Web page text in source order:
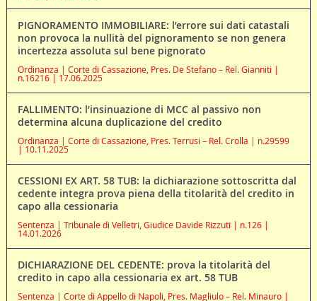
PIGNORAMENTO IMMOBILIARE: l’errore sui dati catastali
non provoca la nullità del pignoramento se non genera
incertezza assoluta sul bene pignorato
Ordinanza | Corte di Cassazione, Pres. De Stefano – Rel. Gianniti |
n.16216 | 17.06.2025
FALLIMENTO: l’insinuazione di MCC al passivo non
determina alcuna duplicazione del credito
Ordinanza | Corte di Cassazione, Pres. Terrusi – Rel. Crolla | n.29599
| 10.11.2025
CESSIONI EX ART. 58 TUB: la dichiarazione sottoscritta dal
cedente integra prova piena della titolarità del credito in
capo alla cessionaria
Sentenza | Tribunale di Velletri, Giudice Davide Rizzuti | n.126 |
14.01.2026
DICHIARAZIONE DEL CEDENTE: prova la titolarità del
credito in capo alla cessionaria ex art. 58 TUB
Sentenza | Corte di Appello di Napoli, Pres. Magliulo – Rel. Minauro |